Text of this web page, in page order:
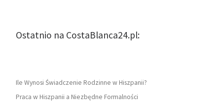
Ostatnio na CostaBlanca24.pl:
Ile Wynosi Świadczenie Rodzinne w Hiszpanii?
Praca w Hiszpanii a Niezbędne Formalności